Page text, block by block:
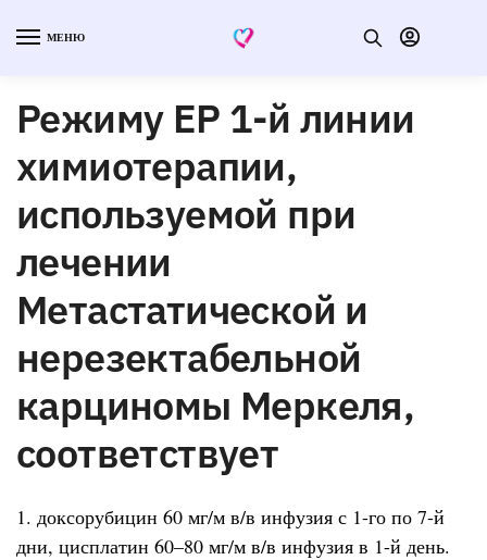
МЕНЮ
Режиму EP 1-й линии
химиотерапии,
используемой при
лечении
Метастатической и
нерезектабельной
карциномы Меркеля,
соответствует
1. доксорубицин 60 мг/м в/в инфузия с 1-го по 7-й
дни, цисплатин 60–80 мг/м в/в инфузия в 1-й день.